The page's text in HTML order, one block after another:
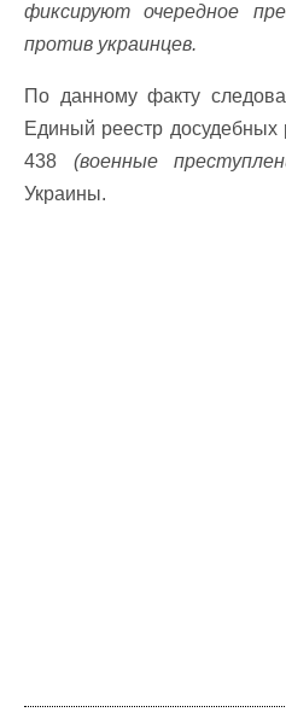
фиксируют очередное
против украинцев.
По данному факту
Единый реестр досудебных
438 (военные
Украины.